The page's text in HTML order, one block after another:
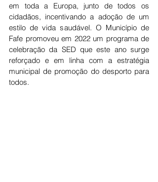
em toda a Europa, junto de todos os
cidadãos, incentivando a adoção de um
estilo de vida saudável. O Município de
Fafe promoveu em 2022 um programa de
celebração da SED que este ano surge
reforçado e em linha com a estratégia
municipal de promoção do desporto para
todos.